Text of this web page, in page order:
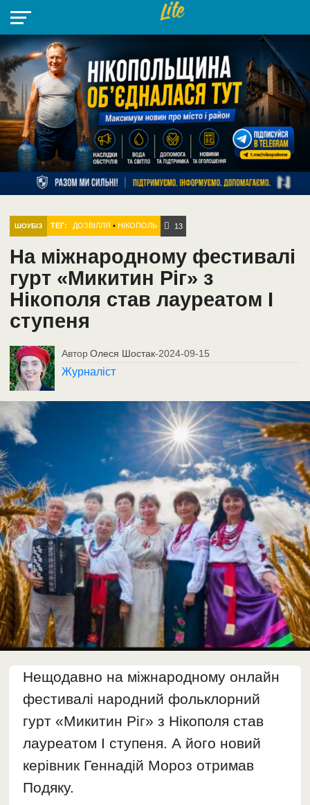
НІКОПОЛЬ
РАЙОН
СІЧЕСЛАВСЬКА
УКРАЇНА
РЕТРО
НІКОПОЛЬ
ЛАЙТ
УКРАЇНА
ДОПОМОГА
РАДІО
ШОУБІЗ ТЕГ: ДОЗВІЛЛЯ • НІКОПОЛЬ 13
На міжнародному фестивалі
гурт «Микитин Ріг» з
Нікополя став лауреатом I
ступеня
Автор Олеся Шостак-2024-09-15
Журналіст
Нещодавно на міжнародному онлайн
фестивалі народний фольклорний
гурт «Микитин Ріг» з Нікополя став
лауреатом I ступеня. А його новий
керівник Геннадій Мороз отримав
Подяку.